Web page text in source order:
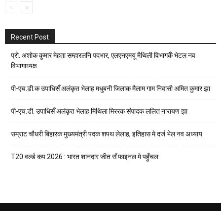
Recent Post
प्रो. अशोक कुमार मेहता सम्हारलनि पदभार, एलएनएमयू मैथिली विभागकेँ भेटल नव
विभागाध्यक्ष
पी-एच.डी.क उपाधिसँ अलंकृत भेलाह मधुबनी जिलाक मैलाम गाम निवासी अमित कुमार झा
पी-एच.डी. उपाधिसँ अलंकृत भेलाह मिथिला मिररक संपादक ललित नारायण झा
सम्राट चौधरी बिहारक मुख्यमंत्री पदक शपथ लेलाह, इतिहास मे दर्ज भेल नव अध्याय
T20 वर्ल्ड कप 2026 : भारत शानदार जीत सँ फाइनल मे पहुँचल